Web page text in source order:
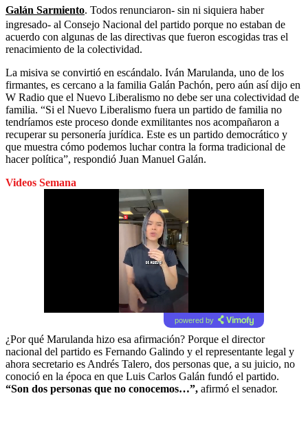
Galán Sarmiento. Todos renunciaron- sin ni siquiera haber
ingresado- al Consejo Nacional del partido porque no estaban de
acuerdo con algunas de las directivas que fueron escogidas tras el
renacimiento de la colectividad.
La misiva se convirtió en escándalo. Iván Marulanda, uno de los
firmantes, es cercano a la familia Galán Pachón, pero aún así dijo en
W Radio que el Nuevo Liberalismo no debe ser una colectividad de
familia. “Si el Nuevo Liberalismo fuera un partido de familia no
tendríamos este proceso donde exmilitantes nos acompañaron a
recuperar su personería jurídica. Este es un partido democrático y
que muestra cómo podemos luchar contra la forma tradicional de
hacer política”, respondió Juan Manuel Galán.
Videos Semana
powered by
¿Por qué Marulanda hizo esa afirmación? Porque el director
nacional del partido es Fernando Galindo y el representante legal y
ahora secretario es Andrés Talero, dos personas que, a su juicio, no
conoció en la época en que Luis Carlos Galán fundó el partido.
“Son dos personas que no conocemos…”, afirmó el senador.